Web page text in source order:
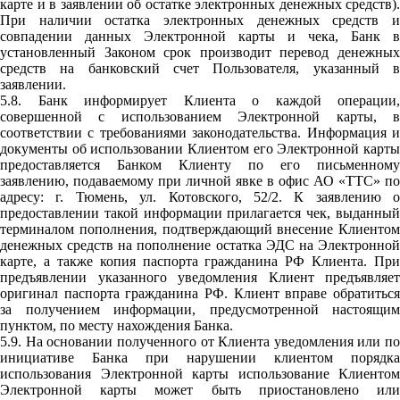
карте и в заявлении об остатке электронных денежных средств).
При наличии остатка электронных денежных средств и
совпадении данных Электронной карты и чека, Банк в
установленный Законом срок производит перевод денежных
средств на банковский счет Пользователя, указанный в
заявлении.
5.8. Банк информирует Клиента о каждой операции,
совершенной с использованием Электронной карты, в
соответствии с требованиями законодательства. Информация и
документы об использовании Клиентом его Электронной карты
предоставляется Банком Клиенту по его письменному
заявлению, подаваемому при личной явке в офис АО «ТТС» по
адресу: г. Тюмень, ул. Котовского, 52/2. К заявлению о
предоставлении такой информации прилагается чек, выданный
терминалом пополнения, подтверждающий внесение Клиентом
денежных средств на пополнение остатка ЭДС на Электронной
карте, а также копия паспорта гражданина РФ Клиента. При
предъявлении указанного уведомления Клиент предъявляет
оригинал паспорта гражданина РФ. Клиент вправе обратиться
за получением информации, предусмотренной настоящим
пунктом, по месту нахождения Банка.
5.9. На основании полученного от Клиента уведомления или по
инициативе Банка при нарушении клиентом порядка
использования Электронной карты использование Клиентом
Электронной карты может быть приостановлено или